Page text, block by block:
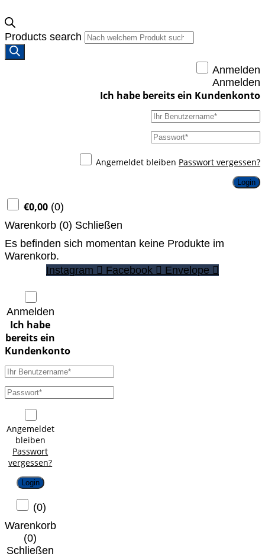
Products search
Anmelden
Anmelden
Angemeldet bleiben Passwort vergessen?
Login
€0,00 (0)
Warenkorb (0) Schließen
Es befinden sich momentan keine Produkte im
Warenkorb.
Instagram
Facebook Envelope
Anmelden
Angemeldet
bleiben
Passwort
vergessen?
Login
(0)
Warenkorb
(0)
Schließen